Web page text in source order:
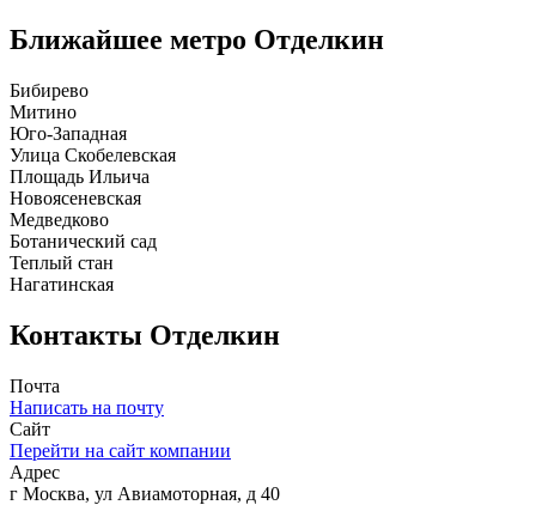
Ближайшее метро Отделкин
Бибирево
Митино
Юго-Западная
Улица Скобелевская
Площадь Ильича
Новоясеневская
Медведково
Ботанический сад
Теплый стан
Нагатинская
Контакты Отделкин
Почта
Написать на почту
Сайт
Перейти на сайт компании
Адрес
г Москва, ул Авиамоторная, д 40